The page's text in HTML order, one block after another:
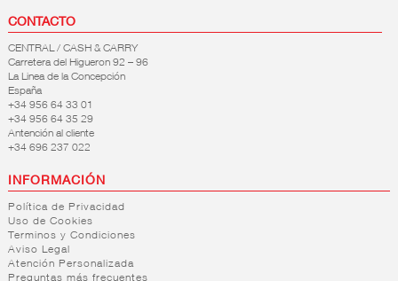
CONTACTO
CENTRAL / CASH & CARRY
Carretera del Higueron 92 – 96
La Linea de la Concepción
España
+34 956 64 33 01
+34 956 64 35 29
Antención al cliente
+34 696 237 022
INFORMACIÓN
Política de Privacidad
Uso de Cookies
Terminos y Condiciones
Aviso Legal
Atención Personalizada
Preguntas más frecuentes